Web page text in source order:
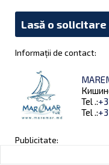
Lasă o solicitare
Informații de contact:
Tel .:
Tel .:
Publicitate: